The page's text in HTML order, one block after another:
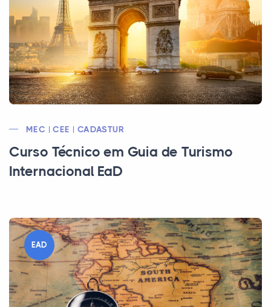
MEC | CEE | CADASTUR
Curso Técnico em Guia de Turismo
Internacional EaD
EAD